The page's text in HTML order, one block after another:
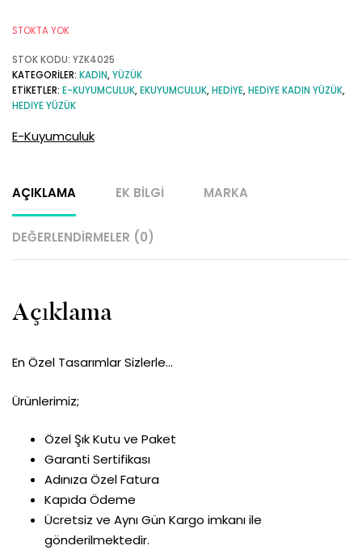
STOKTA YOK
STOK KODU: YZK4025
KATEGORILER: KADIN,YÜZÜK
ETIKETLER: E-KUYUMCULUK,EKUYUMCULUK,HEDIYE,HEDIYE KADIN YÜZÜK,
HEDIYE YÜZÜK
E-Kuyumculuk
AÇIKLAMA EK BILGI MARKA
DEĞERLENDIRMELER (0)
Açıklama
En Özel Tasarımlar Sizlerle…
Ürünlerimiz;
Özel Şık Kutu ve Paket
Garanti Sertifikası
Adınıza Özel Fatura
Kapıda Ödeme
Ücretsiz ve Aynı Gün Kargo imkanı ile
gönderilmektedir.